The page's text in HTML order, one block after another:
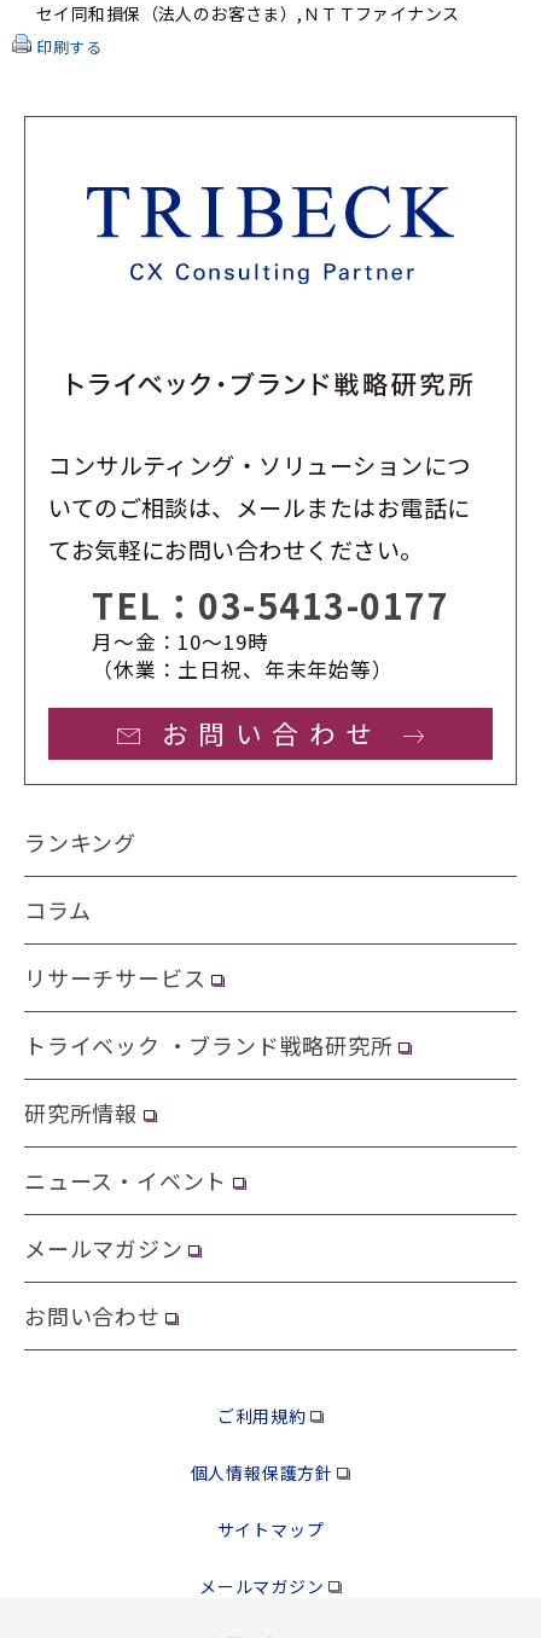
セイ同和損保（法人のお客さま）,ＮＴＴファイナンス
印刷する
コンサルティング・ソリューションにつ
いてのご相談は、メールまたはお電話に
てお気軽にお問い合わせください。
TEL： 03-5413-0177
月〜金：10〜19時
（休業：土日祝、年末年始等）
お問い合わせ
ランキング
コラム
リサーチサービス
トライベック ・ブランド戦略研究所
研究所情報
ニュース・イベント
メールマガジン
お問い合わせ
ご利用規約
個人情報保護方針
サイトマップ
メールマガジン